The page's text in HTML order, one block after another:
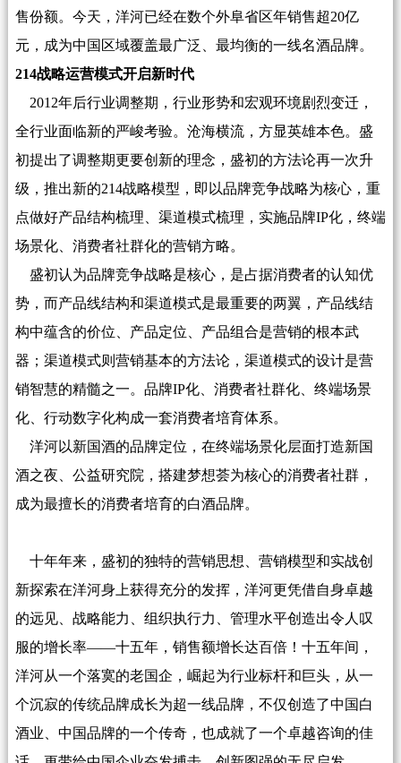
售份额。今天，洋河已经在数个外阜省区年销售超20亿
元，成为中国区域覆盖最广泛、最均衡的一线名酒品牌。
214战略运营模式开启新时代
2012年后行业调整期，行业形势和宏观环境剧烈变迁，
全行业面临新的严峻考验。沧海横流，方显英雄本色。盛
初提出了调整期更要创新的理念，盛初的方法论再一次升
级，推出新的214战略模型，即以品牌竞争战略为核心，重
点做好产品结构梳理、渠道模式梳理，实施品牌IP化，终端
场景化、消费者社群化的营销方略。
盛初认为品牌竞争战略是核心，是占据消费者的认知优
势，而产品线结构和渠道模式是最重要的两翼，产品线结
构中蕴含的价位、产品定位、产品组合是营销的根本武
器；渠道模式则营销基本的方法论，渠道模式的设计是营
销智慧的精髓之一。品牌IP化、消费者社群化、终端场景
化、行动数字化构成一套消费者培育体系。
洋河以新国酒的品牌定位，在终端场景化层面打造新国
酒之夜、公益研究院，搭建梦想荟为核心的消费者社群，
成为最擅长的消费者培育的白酒品牌。
十年年来，盛初的独特的营销思想、营销模型和实战创
新探索在洋河身上获得充分的发挥，洋河更凭借自身卓越
的远见、战略能力、组织执行力、管理水平创造出令人叹
服的增长率——十五年，销售额增长达百倍！十五年间，
洋河从一个落寞的老国企，崛起为行业标杆和巨头，从一
个沉寂的传统品牌成长为超一线品牌，不仅创造了中国白
酒业、中国品牌的一个传奇，也成就了一个卓越咨询的佳